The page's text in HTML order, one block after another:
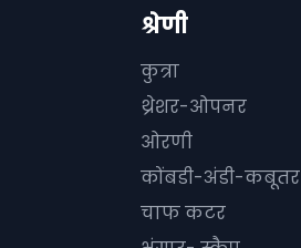
श्रेणी
कुत्रा
थ्रेशर-ओपनर
ओरणी
कोंबडी-अंडी-कबूतर
चाफ कटर